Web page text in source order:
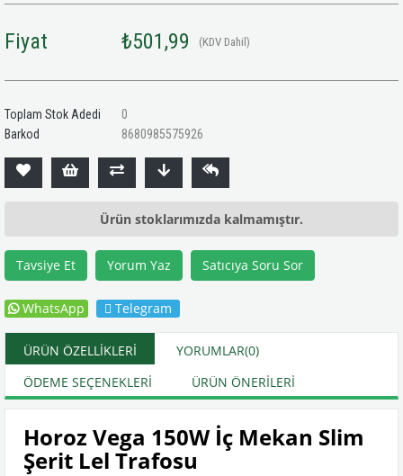
Fiyat ₺501,99 (KDV Dahil)
Toplam Stok Adedi
0
Barkod
8680985575926
Ürün stoklarımızda kalmamıştır.
Tavsiye Et Yorum Yaz Satıcıya Soru Sor
WhatsApp Telegram
ÜRÜN ÖZELLIKLERI YORUMLAR(0)
ÖDEME SEÇENEKLERI
ÜRÜN ÖNERILERI
Horoz Vega 150W İç Mekan Slim
Şerit Lel Trafosu